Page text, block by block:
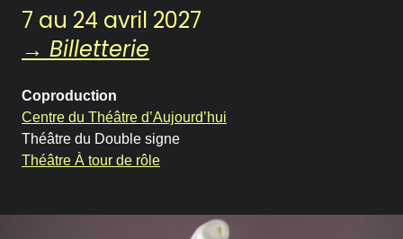
Les Chroniques
La compagnie
Historique
Théâtrographie
7 au 24 avril 2027
→ Billetterie
Coproduction
Centre du Théâtre d’Aujourd’hui
Théâtre du Double signe
Théâtre À tour de rôle